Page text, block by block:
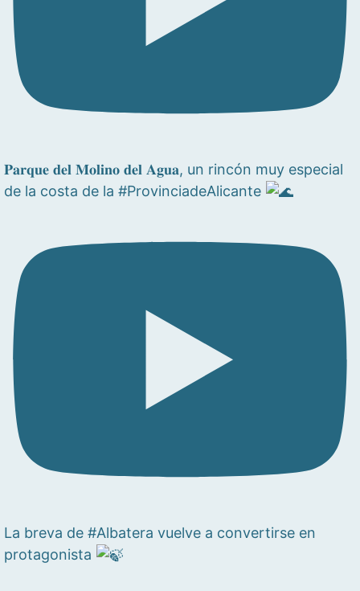
𝐏𝐚𝐫𝐪𝐮𝐞 𝐝𝐞𝐥 𝐌𝐨𝐥𝐢𝐧𝐨 𝐝𝐞𝐥 𝐀𝐠𝐮𝐚, un rincón muy especial
de la costa de la #ProvinciadeAlicante
La breva de #Albatera vuelve a convertirse en
protagonista